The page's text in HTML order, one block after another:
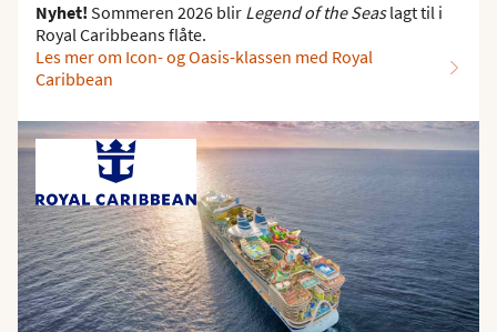
Nyhet! Sommeren 2026 blir Legend of the Seaslagt til i
Royal Caribbeans flåte.
Les mer om Icon- og Oasis-klassen med Royal
Caribbean